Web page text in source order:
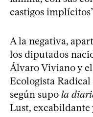
castigos
A la negativa,
los diputados
Álvaro Viviano y
Ecologista Radical
según supo la
Lust,